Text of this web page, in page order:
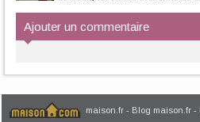
Ajouter un commentaire
maison.fr - Blog maison.fr -